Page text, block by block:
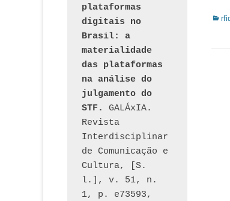
plataformas
digitais no
Brasil: a
materialidade
das plataformas
na análise do
julgamento do
STF.
GALÁxIA.
Revista
Interdisciplinar
de Comunicação e
Cultura, [S.
l.], v. 51, n.
1, p. e73593,